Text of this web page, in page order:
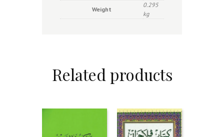
Weight
0.295
kg
Related products